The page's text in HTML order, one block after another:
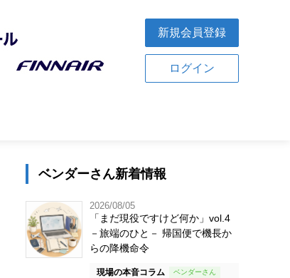
新規会員登録
ログイン
ベンダーさん新着情報
2026/08/05
「まだ現役ですけど何か」vol.4
－旅端のひと－ 帰国便で機長か
らの降機命令
現場の本音コラム